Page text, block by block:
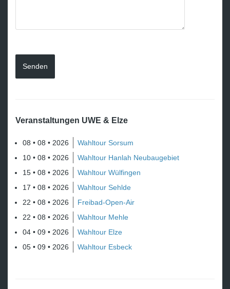
Veranstaltungen UWE & Elze
08 • 08 • 2026
Wahltour Sorsum
10 • 08 • 2026
Wahltour Hanlah Neubaugebiet
15 • 08 • 2026
Wahltour Wülfingen
17 • 08 • 2026
Wahltour Sehlde
22 • 08 • 2026
Freibad-Open-Air
22 • 08 • 2026
Wahltour Mehle
04 • 09 • 2026
Wahltour Elze
05 • 09 • 2026
Wahltour Esbeck